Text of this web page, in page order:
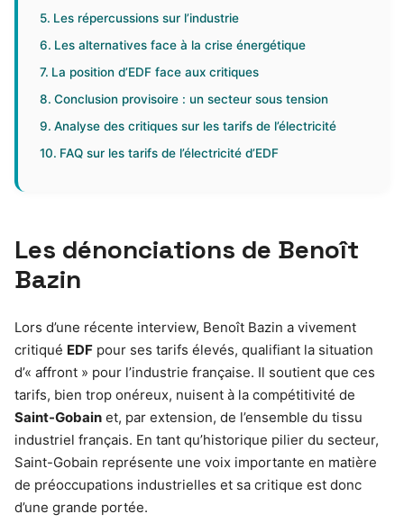
Les répercussions sur l’industrie
Les alternatives face à la crise énergétique
La position d’EDF face aux critiques
Conclusion provisoire : un secteur sous tension
Analyse des critiques sur les tarifs de l’électricité
FAQ sur les tarifs de l’électricité d’EDF
Les dénonciations de Benoît
Bazin
Lors d’une récente interview, Benoît Bazin a vivement
critiqué EDF pour ses tarifs élevés, qualifiant la situation
d’« affront » pour l’industrie française. Il soutient que ces
tarifs, bien trop onéreux, nuisent à la compétitivité de
Saint-Gobain et, par extension, de l’ensemble du tissu
industriel français. En tant qu’historique pilier du secteur,
Saint-Gobain représente une voix importante en matière
de préoccupations industrielles et sa critique est donc
d’une grande portée.